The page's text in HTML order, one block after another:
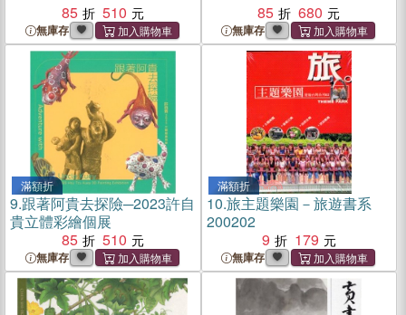
85
510
無庫存
85
680
無庫存
滿額折
9.跟著阿貴去探險─2023許自
貴立體彩繪個展
85
510
無庫存
滿額折
10.旅主題樂園－旅遊書系
200202
9
179
無庫存